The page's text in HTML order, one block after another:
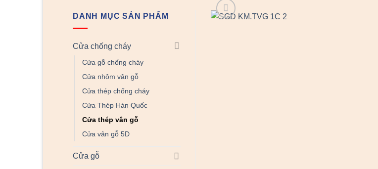
DANH MỤC SẢN PHẨM
Cửa chống cháy
Cửa gỗ chống cháy
Cửa nhôm vân gỗ
Cửa thép chống cháy
Cửa Thép Hàn Quốc
Cửa thép vân gỗ
Cửa vân gỗ 5D
Cửa gỗ